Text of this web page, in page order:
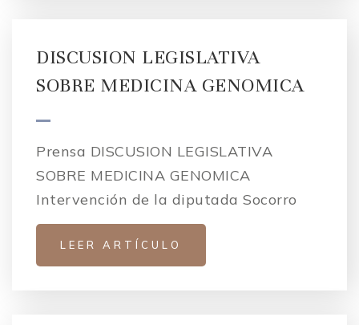
DISCUSION LEGISLATIVA
SOBRE MEDICINA GENOMICA
Prensa DISCUSION LEGISLATIVA
SOBRE MEDICINA GENOMICA
Intervención de la diputada Socorro
LEER ARTÍCULO